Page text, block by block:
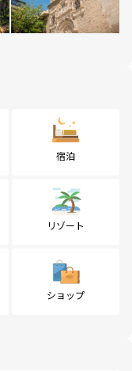
宿泊
リゾート
ショップ